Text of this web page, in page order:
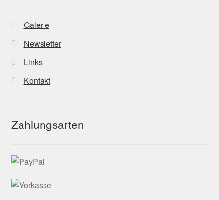
Galerie
Newsletter
Links
Kontakt
Zahlungsarten